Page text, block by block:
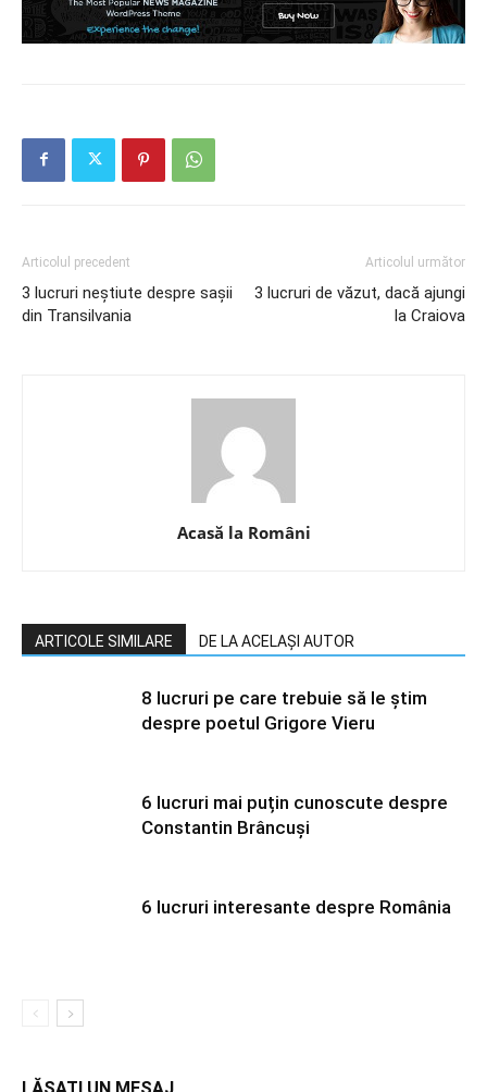
Articolul precedent
3 lucruri neștiute despre sașii
din Transilvania
Articolul următor
3 lucruri de văzut, dacă ajungi
la Craiova
Acasă la Români
ARTICOLE SIMILARE DE LA ACELAȘI AUTOR
8 lucruri pe care trebuie să le știm
despre poetul Grigore Vieru
6 lucruri mai puțin cunoscute despre
Constantin Brâncuși
6 lucruri interesante despre România
LĂSAȚI UN MESAJ